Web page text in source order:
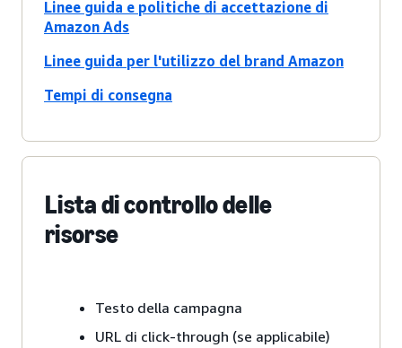
Linee guida e politiche di accettazione di
Amazon Ads
Linee guida per l'utilizzo del brand Amazon
Tempi di consegna
Lista di controllo delle
risorse
Testo della campagna
URL di click-through (se applicabile)